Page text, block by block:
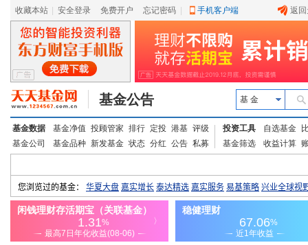
收藏本站 安全登录 免费开户 忘记密码 手机客户端 返
基金公告 基 金
基金数据 基金净值 投顾管家 排行 定投 港基 评级
基金公司
基金品种 新发基金 状态 分红 公告 私募
投资工具 自选基金
基金筛选
收益计算